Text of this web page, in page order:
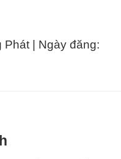
| Ngày đăng: